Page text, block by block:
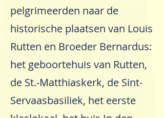
pelgrimeerden naar de
historische plaatsen van Louis
Rutten en Broeder Bernardus:
het geboortehuis van Rutten,
de St.-Matthiaskerk, de Sint-
Servaasbasiliek, het eerste